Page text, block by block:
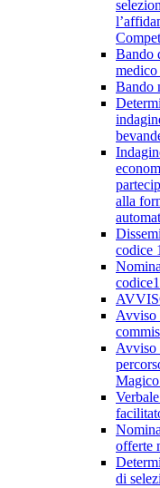
Bando
Bando
alla
codice
Avviso
Avviso
offerte
di